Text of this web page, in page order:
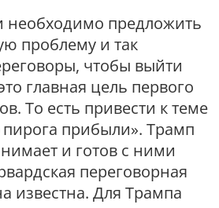
необходимо предложить
проблему и так
чтобы выйти
главная цель первого
То есть привести к теме
прибыли». Трамп
и готов с ними
переговорная
известна. Для Трампа